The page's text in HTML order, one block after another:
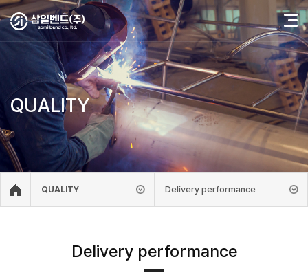
QUALITY
QUALITY Delivery performance
Delivery performance